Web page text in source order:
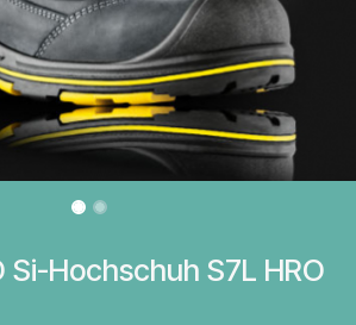
Si-Hochschuh S7L HRO